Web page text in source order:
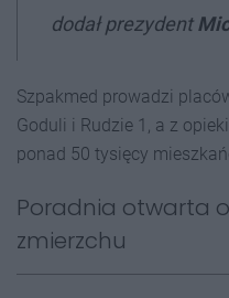
dodał prezydent
Szpakmed prowadzi
Goduli i Rudzie 1, a z
ponad 50 tysięcy
Poradnia otwarta
zmierzchu